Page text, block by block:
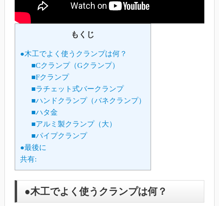
もくじ
●木工でよく使うクランプは何？
■Cクランプ（Gクランプ）
■Fクランプ
■ラチェット式バークランプ
■ハンドクランプ（バネクランプ）
■ハタ金
■アルミ製クランプ（大）
■パイプクランプ
●最後に
共有:
●木工でよく使うクランプは何？